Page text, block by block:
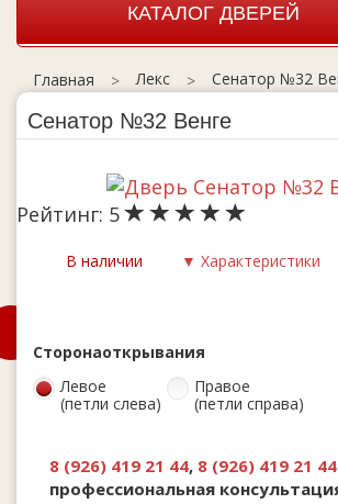
КАТАЛОГ ДВЕРЕЙ
Главная Лекс Сенатор №32
Сенатор №32 Венге
Рейтинг: 5
В наличии ▼ Характеристики
Сторонаоткрывания
Левое
(петли слева)
Правое
(петли справа)
8 (926) 419 21 44, 8 (926) 419 21 44
профессиональная